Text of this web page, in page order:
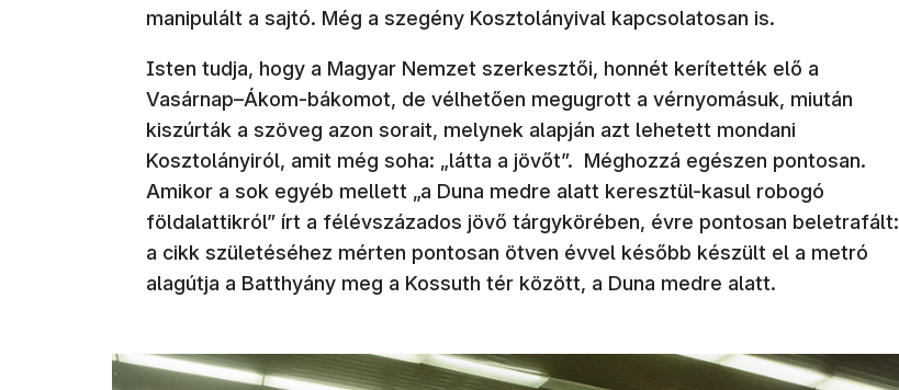
manipulált a sajtó. Még a szegény Kosztolányival kapcsolatosan is.
Isten tudja, hogy a Magyar Nemzet szerkesztői, honnét kerítették elő a
Vasárnap–Ákom-bákomot, de vélhetően megugrott a vérnyomásuk, miután
kiszúrták a szöveg azon sorait, melynek alapján azt lehetett mondani
Kosztolányiról, amit még soha: „látta a jövőt”. Méghozzá egészen pontosan.
Amikor a sok egyéb mellett „a Duna medre alatt keresztül-kasul robogó
földalattikról” írt a félévszázados jövő tárgykörében, évre pontosan beletrafált:
a cikk születéséhez mérten pontosan ötven évvel később készült el a metró
alagútja a Batthyány meg a Kossuth tér között, a Duna medre alatt.